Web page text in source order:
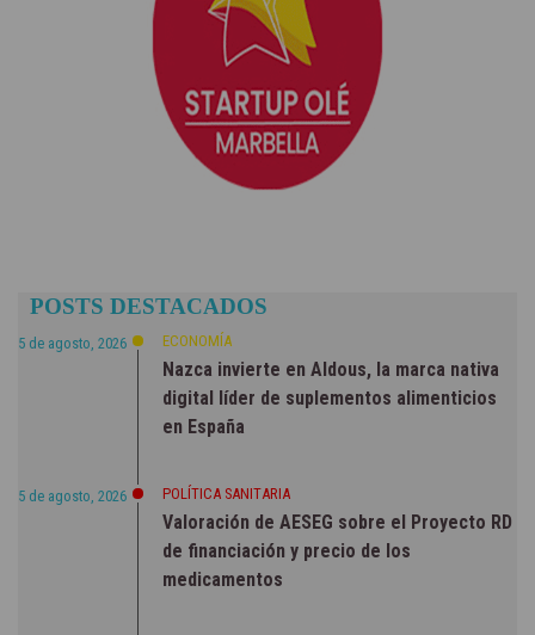
POSTS DESTACADOS
5 de agosto, 2026 ECONOMÍA
Nazca invierte en Aldous, la marca nativa
digital líder de suplementos alimenticios
en España
5 de agosto, 2026 POLÍTICA SANITARIA
Valoración de AESEG sobre el Proyecto RD
de financiación y precio de los
medicamentos